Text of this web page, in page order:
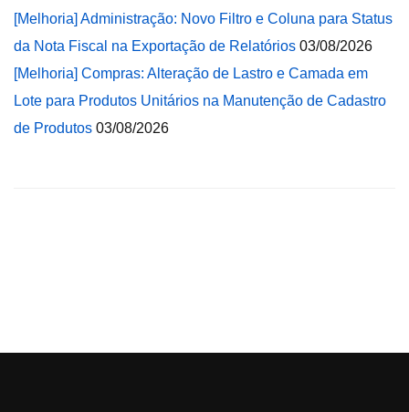
[Melhoria] Administração: Novo Filtro e Coluna para Status
da Nota Fiscal na Exportação de Relatórios 03/08/2026
[Melhoria] Compras: Alteração de Lastro e Camada em
Lote para Produtos Unitários na Manutenção de Cadastro
de Produtos 03/08/2026